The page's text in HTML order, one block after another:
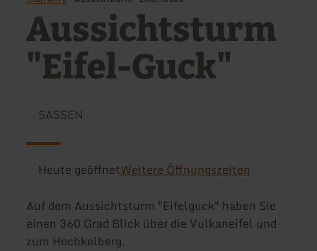
Aussichtsturm
"Eifel-Guck"
SASSEN
Heute geöffnetWeitere Öffnungszeiten
Auf dem Aussichtsturm "Eifelguck" haben Sie
einen 360 Grad Blick über die Vulkaneifel und
zum Hochkelberg.